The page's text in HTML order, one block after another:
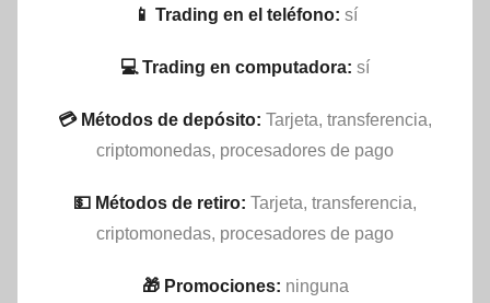
📱 Trading en el teléfono: sí
💻 Trading en computadora: sí
💳 Métodos de depósito: Tarjeta, transferencia,
criptomonedas, procesadores de pago
💵​ Métodos de retiro: Tarjeta, transferencia,
criptomonedas, procesadores de pago
🎁 Promociones: ninguna